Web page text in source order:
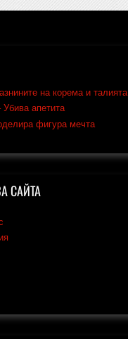
на корема и талията
апетита
фигура мечта
САЙТА